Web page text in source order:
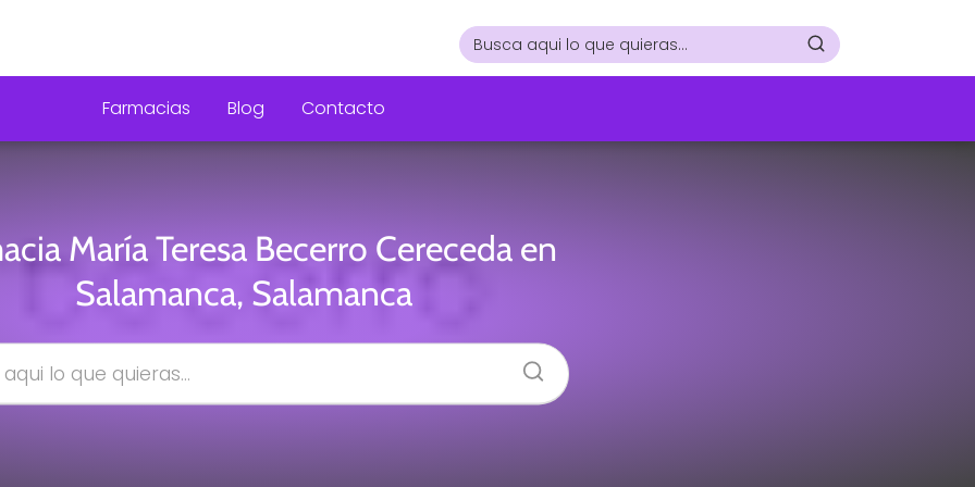
Farmacias Blog Contacto
María Teresa Becerro Cereceda en
Salamanca, Salamanca